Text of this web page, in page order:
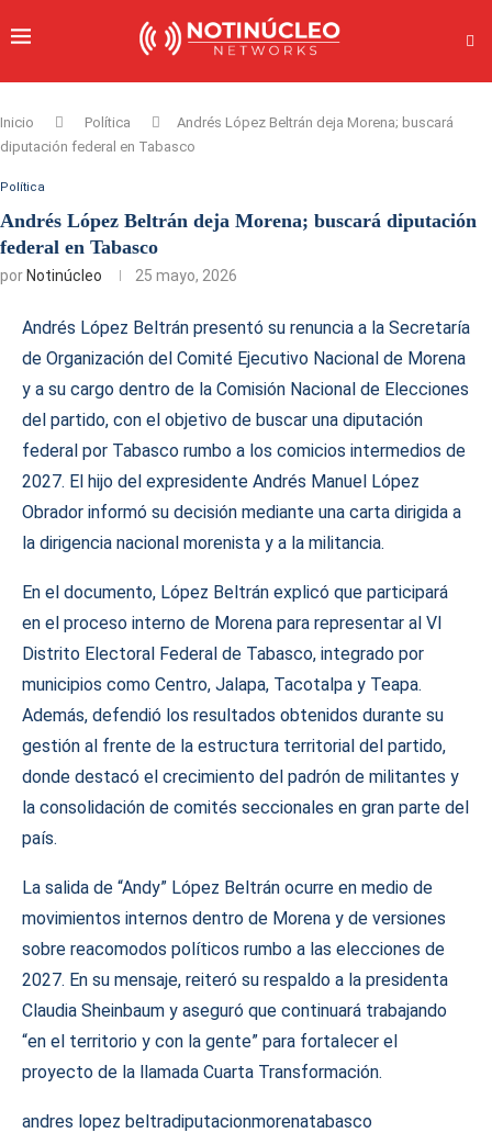
Inicio Política
Andrés López Beltrán deja Morena; buscará
diputación federal en Tabasco
Política
Andrés López Beltrán deja Morena; buscará diputación
federal en Tabasco
por Notinúcleo 25 mayo, 2026
Andrés López Beltrán presentó su renuncia a la Secretaría
de Organización del Comité Ejecutivo Nacional de Morena
y a su cargo dentro de la Comisión Nacional de Elecciones
del partido, con el objetivo de buscar una diputación
federal por Tabasco rumbo a los comicios intermedios de
2027. El hijo del expresidente Andrés Manuel López
Obrador informó su decisión mediante una carta dirigida a
la dirigencia nacional morenista y a la militancia.
En el documento, López Beltrán explicó que participará
en el proceso interno de Morena para representar al VI
Distrito Electoral Federal de Tabasco, integrado por
municipios como Centro, Jalapa, Tacotalpa y Teapa.
Además, defendió los resultados obtenidos durante su
gestión al frente de la estructura territorial del partido,
donde destacó el crecimiento del padrón de militantes y
la consolidación de comités seccionales en gran parte del
país.
La salida de “Andy” López Beltrán ocurre en medio de
movimientos internos dentro de Morena y de versiones
sobre reacomodos políticos rumbo a las elecciones de
2027. En su mensaje, reiteró su respaldo a la presidenta
Claudia Sheinbaum y aseguró que continuará trabajando
“en el territorio y con la gente” para fortalecer el
proyecto de la llamada Cuarta Transformación.
andres lopez beltradiputacionmorenatabasco